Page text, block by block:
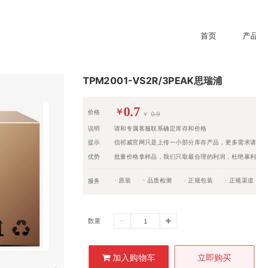
首页 产
TPM2001-VS2R/3PEAK思瑞浦
价格 ￥ 0.7 ￥ 0.9
说明 请和专属客服联系确定库存和价格
提示 信祁威官网只是上传一小部分库存产品，更多需求
优势 批量价格拿样品，我们只取最合理的利润，杜绝暴
服务 原装 品质检测 正规包装 正规渠道
数量
加入购物车 立即购买